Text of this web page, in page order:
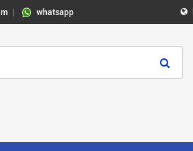
whatsapp